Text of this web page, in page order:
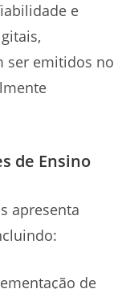
e
ser emitidos no
de Ensino
apresenta
de